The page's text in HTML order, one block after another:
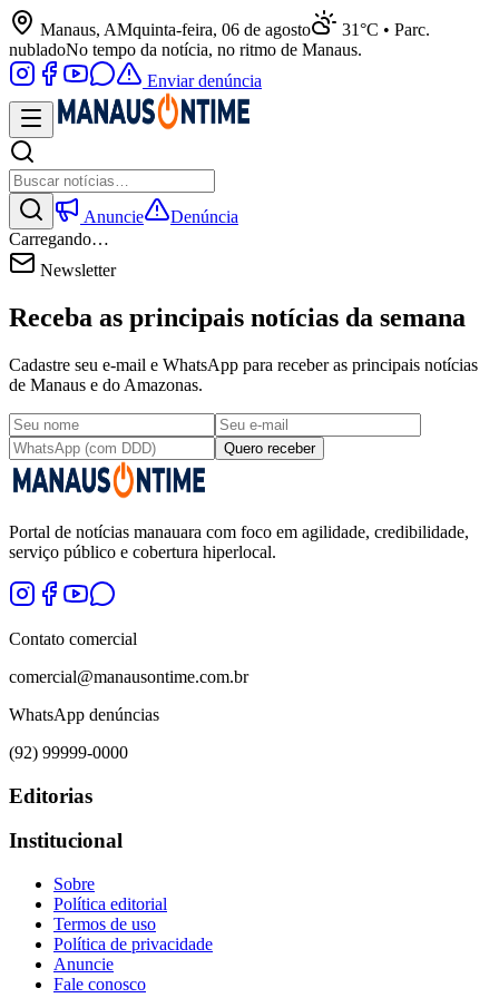
Manaus, AMquinta-feira, 06 de agosto
31°C • Parc.
nubladoNo tempo da notícia, no ritmo de Manaus.
Enviar denúncia
Anuncie
Denúncia
Carregando…
Newsletter
Receba as principais notícias da semana
Cadastre seu e-mail e WhatsApp para receber as principais notícias
de Manaus e do Amazonas.
Quero receber
Portal de notícias manauara com foco em agilidade, credibilidade,
serviço público e cobertura hiperlocal.
Contato comercial
comercial@manausontime.com.br
WhatsApp denúncias
(92) 99999-0000
Editorias
Institucional
Sobre
Política editorial
Termos de uso
Política de privacidade
Anuncie
Fale conosco